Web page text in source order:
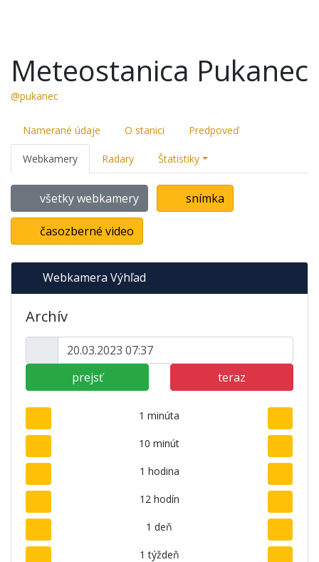
Meteostanica Pukanec
@pukanec
Namerané údaje O stanici Predpoveď
Webkamery Radary Štatistiky
všetky webkamery snímka
časozberné video
Webkamera Výhľad
Archív
prejsť teraz
1 minúta
10 minút
1 hodina
12 hodín
1 deň
1 týždeň